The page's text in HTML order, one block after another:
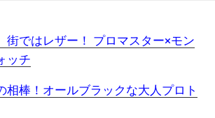
街ではレザー！ プロマスター×モン
ッチ
相棒！オールブラックな大人プロト